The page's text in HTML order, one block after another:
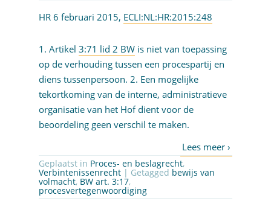
HR 6 februari 2015, ECLI:NL:HR:2015:248
1. Artikel 3:71 lid 2 BWis niet van toepassing
op de verhouding tussen een procespartij en
diens tussenpersoon. 2. Een mogelijke
tekortkoming van de interne, administratieve
organisatie van het Hof dient voor de
beoordeling geen verschil te maken.
Geplaatst in Proces- en beslagrecht,
Verbintenissenrecht | Getagged bewijs van
volmacht, BW art. 3:17,
procesvertegenwoordiging